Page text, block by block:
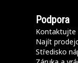
Podpora
Kontaktujte
Najít
Středisko